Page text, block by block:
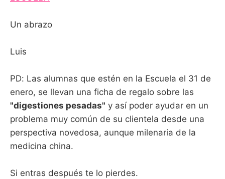
Un abrazo
Luis
PD: Las alumnas que estén en la Escuela el 31 de
enero, se llevan una ficha de regalo sobre las
"digestiones pesadas" y así poder ayudar en un
problema muy común de su clientela desde una
perspectiva novedosa, aunque milenaria de la
medicina china.
Si entras después te lo pierdes.